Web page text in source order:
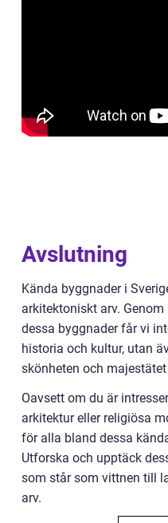
Avslutning
Kända byggnader i
arkitektoniskt arv.
dessa byggnader får vi
historia och kultur, utan
skönheten och
Oavsett om du är
arkitektur eller religiösa
för alla bland dessa
Utforska och upptäck
som står som vittnen till
arv.